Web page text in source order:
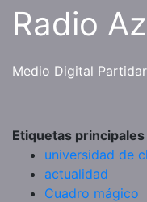
SaltarRadio
Medio Digital
Etiquetas principales
universidad de
actualidad
Cuadro mágico